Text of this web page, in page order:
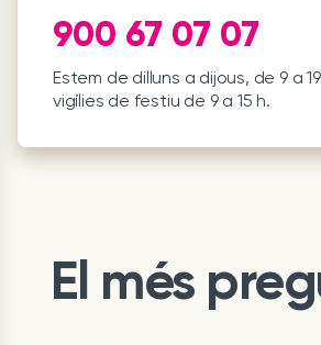
900 67 07 07
Estem de dilluns a dijous, de 9 a
vigílies de festiu de 9 a 15 h.
El més